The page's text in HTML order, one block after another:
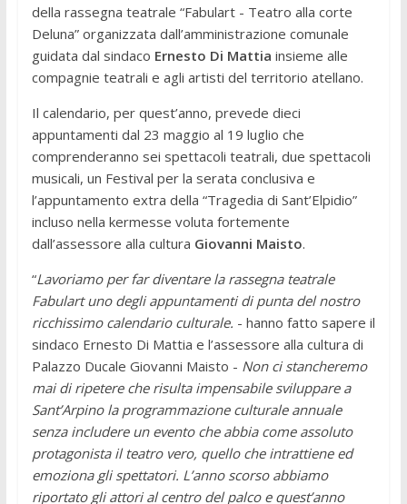
della rassegna teatrale “Fabulart - Teatro alla corte
Deluna” organizzata dall’amministrazione comunale
guidata dal sindaco Ernesto Di Mattia insieme alle
compagnie teatrali e agli artisti del territorio atellano.
Il calendario, per quest’anno, prevede dieci
appuntamenti dal 23 maggio al 19 luglio che
comprenderanno sei spettacoli teatrali, due spettacoli
musicali, un Festival per la serata conclusiva e
l’appuntamento extra della “Tragedia di Sant’Elpidio”
incluso nella kermesse voluta fortemente
dall’assessore alla cultura Giovanni Maisto.
“Lavoriamo per far diventare la rassegna teatrale
Fabulart uno degli appuntamenti di punta del nostro
ricchissimo calendario culturale. - hanno fatto sapere il
sindaco Ernesto Di Mattia e l’assessore alla cultura di
Palazzo Ducale Giovanni Maisto - Non ci stancheremo
mai di ripetere che risulta impensabile sviluppare a
Sant’Arpino la programmazione culturale annuale
senza includere un evento che abbia come assoluto
protagonista il teatro vero, quello che intrattiene ed
emoziona gli spettatori. L’anno scorso abbiamo
riportato gli attori al centro del palco e quest’anno